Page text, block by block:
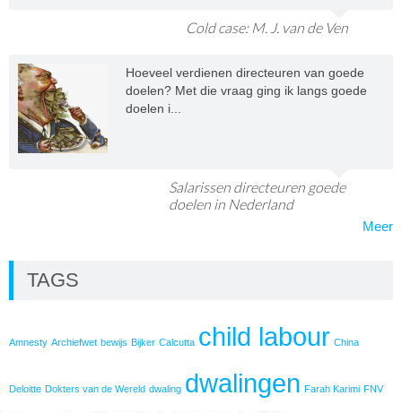
Cold case: M. J. van de Ven
Hoeveel verdienen directeuren van goede
doelen? Met die vraag ging ik langs goede
doelen i...
Salarissen directeuren goede
doelen in Nederland
Meer
TAGS
Amnesty Archiefwet bewijs Bijker Calcutta child labour China
Deloitte Dokters van de Wereld dwaling dwalingen Farah Karimi FNV